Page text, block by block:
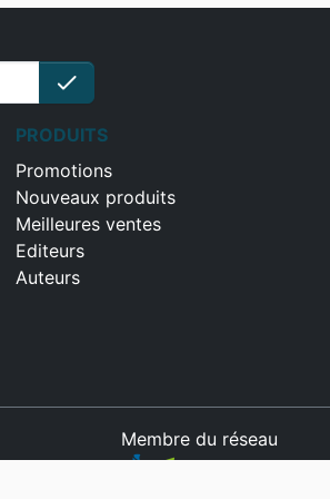
check
PRODUITS
Promotions
Nouveaux produits
Meilleures ventes
Editeurs
Auteurs
Membre du réseau